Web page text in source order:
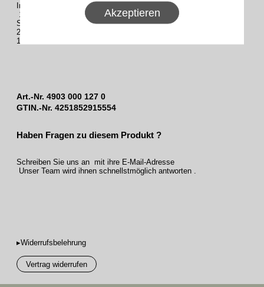
Akzeptieren
Im Lieferumfang enthalten:
1 DW-Kontaktschalter
Spiralkabel 2-adrig, Länge 0,7 m, dehnbar bis 3 m
2 Abschlußstopfen
1 DW-Schlauch
Art.-Nr. 4903 000 127 0
GTIN.-Nr. 4251852915554
Haben Fragen zu diesem Produkt ?
Schreiben Sie uns an mit ihre E-Mail-Adresse
Unser Team wird ihnen schnellstmöglich antworten .
▸Widerrufsbelehrung
Vertrag widerrufen